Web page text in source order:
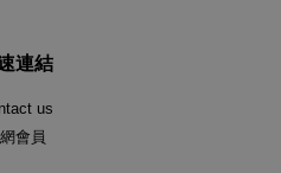
連結
us
會員